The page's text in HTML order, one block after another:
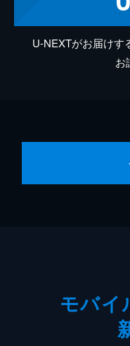
U-NEXTがお届けす
お
モバイ